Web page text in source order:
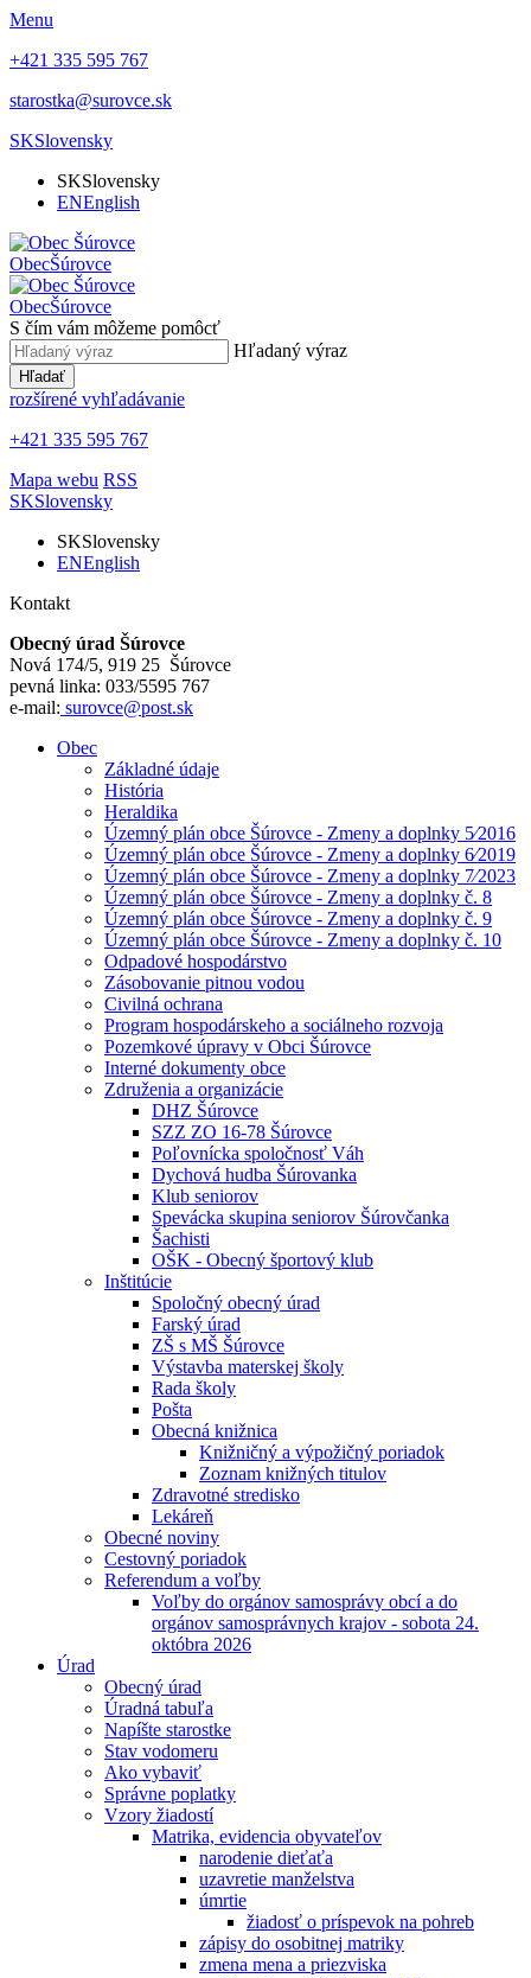
Menu
+421 335 595 767
starostka@surovce.sk
SKSlovensky
SKSlovensky
ENEnglish
ObecŠúrovce
ObecŠúrovce
S čím vám môžeme pomôcť
Hľadaný výraz
Hľadať
rozšírené vyhľadávanie
+421 335 595 767
Mapa webu RSS
SKSlovensky
SKSlovensky
ENEnglish
Kontakt
Obecný úrad Šúrovce
Nová 174/5, 919 25 Šúrovce
pevná linka: 033/5595 767
e-mail: surovce@post.sk
Obec
Základné údaje
História
Heraldika
Územný plán obce Šúrovce - Zmeny a doplnky 5⁄2016
Územný plán obce Šúrovce - Zmeny a doplnky 6⁄2019
Územný plán obce Šúrovce - Zmeny a doplnky 7⁄2023
Územný plán obce Šúrovce - Zmeny a doplnky č. 8
Územný plán obce Šúrovce - Zmeny a doplnky č. 9
Územný plán obce Šúrovce - Zmeny a doplnky č. 10
Odpadové hospodárstvo
Zásobovanie pitnou vodou
Civilná ochrana
Program hospodárskeho a sociálneho rozvoja
Pozemkové úpravy v Obci Šúrovce
Interné dokumenty obce
Združenia a organizácie
DHZ Šúrovce
SZZ ZO 16-78 Šúrovce
Poľovnícka spoločnosť Váh
Dychová hudba Šúrovanka
Klub seniorov
Spevácka skupina seniorov Šúrovčanka
Šachisti
OŠK - Obecný športový klub
Inštitúcie
Spoločný obecný úrad
Farský úrad
ZŠ s MŠ Šúrovce
Výstavba materskej školy
Rada školy
Pošta
Obecná knižnica
Knižničný a výpožičný poriadok
Zoznam knižných titulov
Zdravotné stredisko
Lekáreň
Obecné noviny
Cestovný poriadok
Referendum a voľby
Voľby do orgánov samosprávy obcí a do
orgánov samosprávnych krajov - sobota 24.
októbra 2026
Úrad
Obecný úrad
Úradná tabuľa
Napíšte starostke
Stav vodomeru
Ako vybaviť
Správne poplatky
Vzory žiadostí
Matrika, evidencia obyvateľov
narodenie dieťaťa
uzavretie manželstva
úmrtie
žiadosť o príspevok na pohreb
zápisy do osobitnej matriky
zmena mena a priezviska